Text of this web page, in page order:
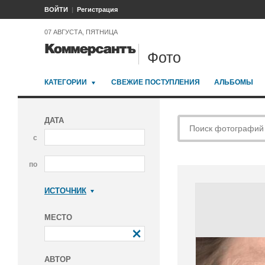
ВОЙТИ Регистрация
07 АВГУСТА, ПЯТНИЦА
Фото
КАТЕГОРИИ СВЕЖИЕ ПОСТУПЛЕНИЯ АЛЬБОМЫ
ДАТА
с
по
ИСТОЧНИК
МЕСТО
АВТОР